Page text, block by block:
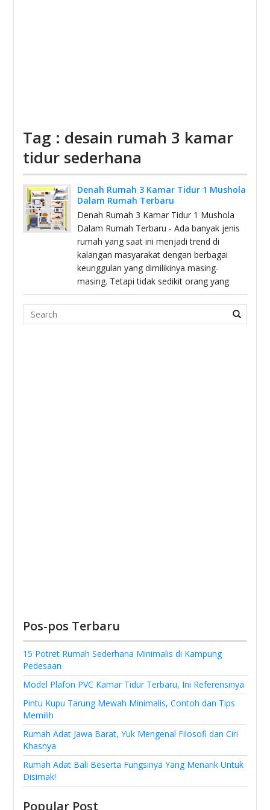
Tag : desain rumah 3 kamar
tidur sederhana
Denah Rumah 3 Kamar Tidur 1 Mushola
Dalam Rumah Terbaru
Denah Rumah 3 Kamar Tidur 1 Mushola
Dalam Rumah Terbaru - Ada banyak jenis
rumah yang saat ini menjadi trend di
kalangan masyarakat dengan berbagai
keunggulan yang dimilikinya masing-
masing. Tetapi tidak sedikit orang yang
Search
Pos-pos Terbaru
15 Potret Rumah Sederhana Minimalis di Kampung
Pedesaan
Model Plafon PVC Kamar Tidur Terbaru, Ini Referensinya
Pintu Kupu Tarung Mewah Minimalis, Contoh dan Tips
Memilih
Rumah Adat Jawa Barat, Yuk Mengenal Filosofi dan Ciri
Khasnya
Rumah Adat Bali Beserta Fungsinya Yang Menarik Untuk
Disimak!
Popular Post